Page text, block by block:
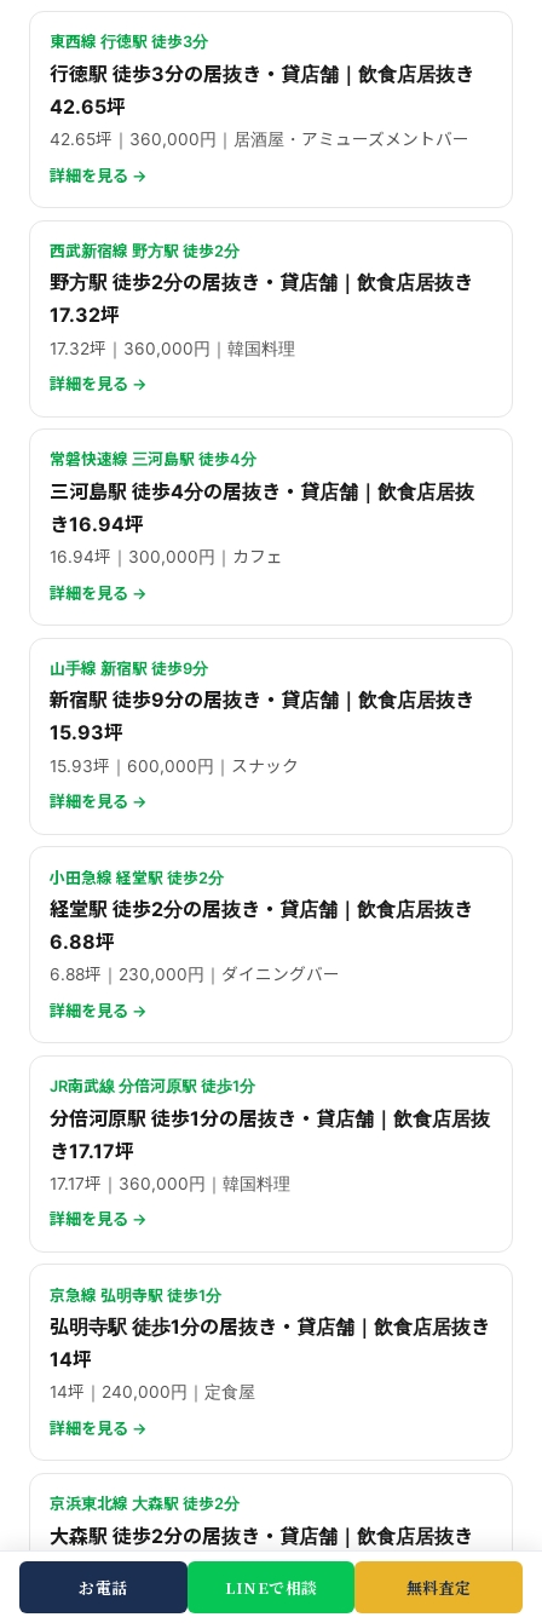
東西線 行徳駅 徒歩3分
行徳駅 徒歩3分の居抜き・貸店舗｜飲食店居抜き
42.65坪
42.65坪｜360,000円｜居酒屋・アミューズメントバー
詳細を見る →
西武新宿線 野方駅 徒歩2分
野方駅 徒歩2分の居抜き・貸店舗｜飲食店居抜き
17.32坪
17.32坪｜360,000円｜韓国料理
詳細を見る →
常磐快速線 三河島駅 徒歩4分
三河島駅 徒歩4分の居抜き・貸店舗｜飲食店居抜
き16.94坪
16.94坪｜300,000円｜カフェ
詳細を見る →
山手線 新宿駅 徒歩9分
新宿駅 徒歩9分の居抜き・貸店舗｜飲食店居抜き
15.93坪
15.93坪｜600,000円｜スナック
詳細を見る →
小田急線 経堂駅 徒歩2分
経堂駅 徒歩2分の居抜き・貸店舗｜飲食店居抜き
6.88坪
6.88坪｜230,000円｜ダイニングバー
詳細を見る →
JR南武線 分倍河原駅 徒歩1分
分倍河原駅 徒歩1分の居抜き・貸店舗｜飲食店居抜
き17.17坪
17.17坪｜360,000円｜韓国料理
詳細を見る →
京急線 弘明寺駅 徒歩1分
弘明寺駅 徒歩1分の居抜き・貸店舗｜飲食店居抜き
14坪
14坪｜240,000円｜定食屋
詳細を見る →
京浜東北線 大森駅 徒歩2分
大森駅 徒歩2分の居抜き・貸店舗｜飲食店居抜き
11.78坪
11.78坪｜280,000円｜居酒屋
お電話 LINEで相談 無料査定